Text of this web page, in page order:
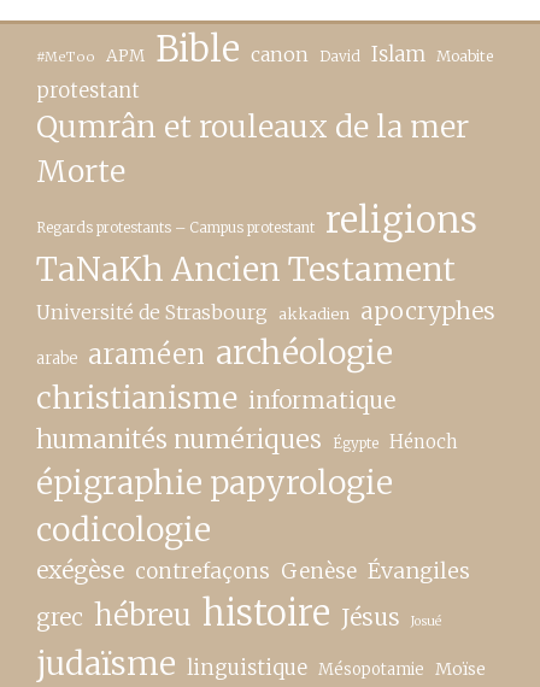
#MeToo APM Bible canon David Islam Moabite
protestant
Qumrân et rouleaux de la mer
Morte
Regards protestants – Campus protestant religions
TaNaKh Ancien Testament
Université de Strasbourg akkadien apocryphes
arabe araméen archéologie
christianisme informatique
humanités numériques Égypte Hénoch
épigraphie papyrologie
codicologie
exégèse contrefaçons Genèse Évangiles
grec hébreu histoire Jésus Josué
judaïsme linguistique Mésopotamie Moïse